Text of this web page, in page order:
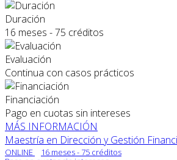
Duración
16 meses - 75 créditos
Evaluación
Continua con casos prácticos
Financiación
Pago en cuotas sin intereses
MÁS INFORMACIÓN
Maestría en Dirección y Gestión
ONLINE
16 meses - 75 créditos